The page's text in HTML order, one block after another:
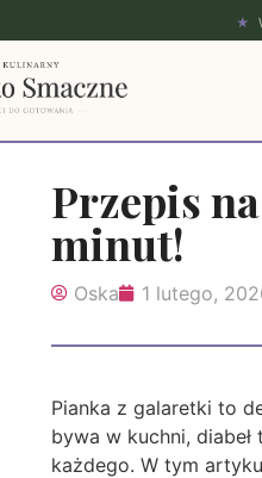
★
Przepis
minut!
Oska 1 lutego,
Pianka z galaretki to
bywa w kuchni,
każdego. W tym